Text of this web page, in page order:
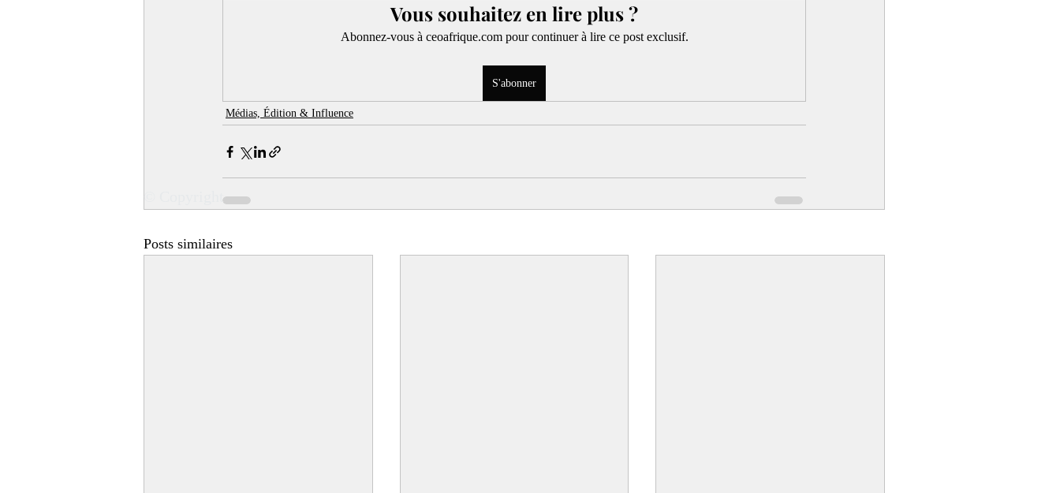
Vous souhaitez en lire plus ?
Abonnez-vous à ceoafrique.com pour continuer à lire ce post exclusif.
S'abonner
Médias, Édition & Influence
Posts similaires
© Copyright